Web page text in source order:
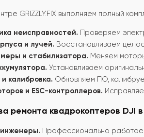
GRIZZLY.FIX выполняем полный
неисправностей. Проверяем
и лучей. Восстанавливаем
и стабилизатора. Меняем
Устанавливаем
калибровка. Обновляем ПО,
и ESC-контроллеров.
ремонта квадрокоптеров DJI в
Профессионально